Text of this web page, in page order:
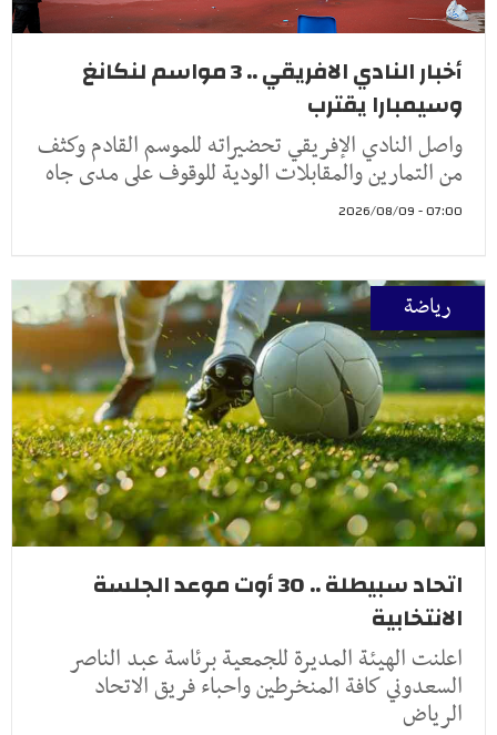
أخبار النادي الافريقي .. 3 مواسم لنكانغ
وسيمبارا يقترب
واصل النادي الإفريقي تحضيراته للموسم القادم وكثف
من التمارين والمقابلات الودية للوقوف على مدى جاه
07:00 - 2026/08/09
رياضة
اتحاد سبيطلة .. 30 أوت موعد الجلسة
الانتخابية
اعلنت الهيئة المديرة للجمعية برئاسة عبد الناصر
السعدوني كافة المنخرطين واحباء فريق الاتحاد
الرياض